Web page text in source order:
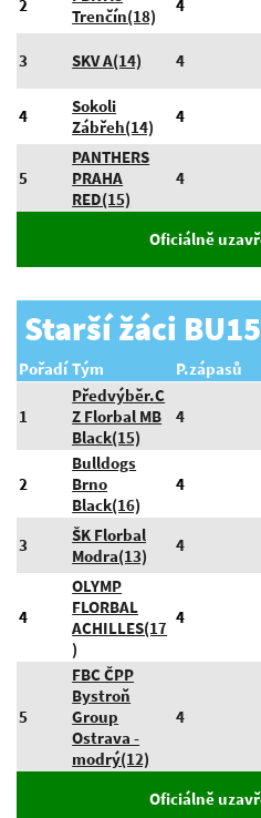
2
Trenčín(18)
4
3 SKV A(14) 4
4
Sokoli
Zábřeh(14)
4
5
PANTHERS
PRAHA
RED(15)
4
Oficiálně
Starší žáci
Pořadí Tým P.zápasů
1
Předvýběr.C
Z Florbal MB
Black(15)
4
2
Bulldogs
Brno
Black(16)
4
3
ŠK Florbal
Modra(13)
4
4
OLYMP
FLORBAL
ACHILLES(17
)
4
5
FBC ČPP
Bystroň
Group
Ostrava -
modrý(12)
4
Oficiálně